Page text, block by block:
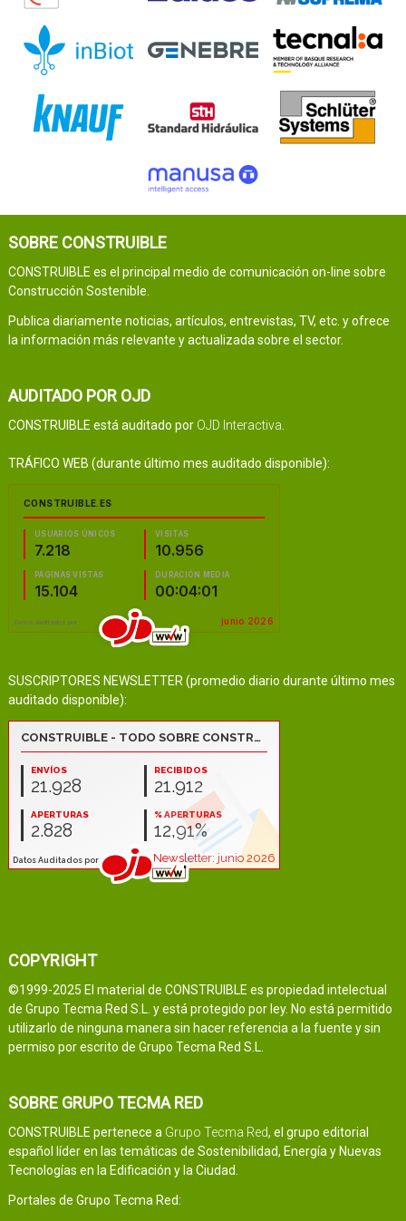
SOBRE CONSTRUIBLE
CONSTRUIBLE es el principal medio de comunicación on-line sobre
Construcción Sostenible.
Publica diariamente noticias, artículos, entrevistas, TV, etc. y ofrece
la información más relevante y actualizada sobre el sector.
AUDITADO POR OJD
CONSTRUIBLE está auditado por OJD Interactiva
TRÁFICO WEB (durante último mes auditado disponible):
SUSCRIPTORES NEWSLETTER (promedio diario durante último mes
auditado disponible):
COPYRIGHT
©1999-2025 El material de CONSTRUIBLE es propiedad intelectual
de Grupo Tecma Red S.L. y está protegido por ley. No está permitido
utilizarlo de ninguna manera sin hacer referencia a la fuente y sin
permiso por escrito de Grupo Tecma Red S.L.
SOBRE GRUPO TECMA RED
CONSTRUIBLE pertenece a Grupo Tecma Red, el grupo editorial
español líder en las temáticas de Sostenibilidad, Energía y Nuevas
Tecnologías en la Edificación y la Ciudad.
Portales de Grupo Tecma Red: